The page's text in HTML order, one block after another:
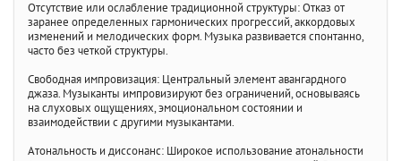
Отсутствие или ослабление традиционной структуры: Отказ от
заранее определенных гармонических прогрессий, аккордовых
изменений и мелодических форм. Музыка развивается спонтанно,
часто без четкой структуры.
Свободная импровизация: Центральный элемент авангардного
джаза. Музыканты импровизируют без ограничений, основываясь
на слуховых ощущениях, эмоциональном состоянии и
взаимодействии с другими музыкантами.
Атональность и диссонанс: Широкое использование атональности